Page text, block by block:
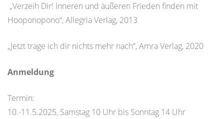
„Verzeih Dir! Inneren und äußeren Frieden finden mit
Hooponopono“, Allegria Verlag, 2013
„Jetzt trage ich dir nichts mehr nach“, Amra Verlag, 2020
Anmeldung
Termin:
10.-11.5.2025, Samstag 10 Uhr bis Sonntag 14 Uhr